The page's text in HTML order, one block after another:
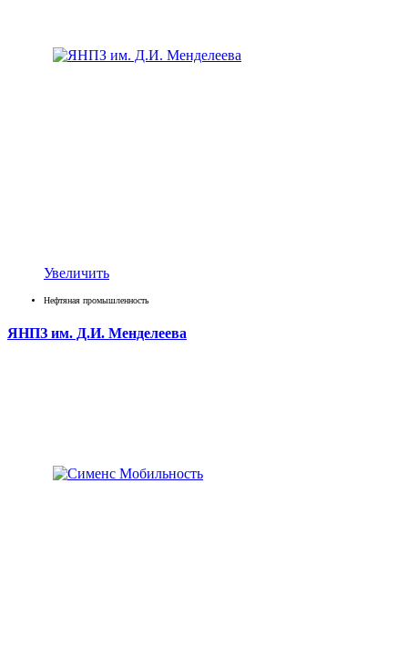
Увеличить
Нефтяная промышленность
ЯНПЗ им. Д.И. Менделеева